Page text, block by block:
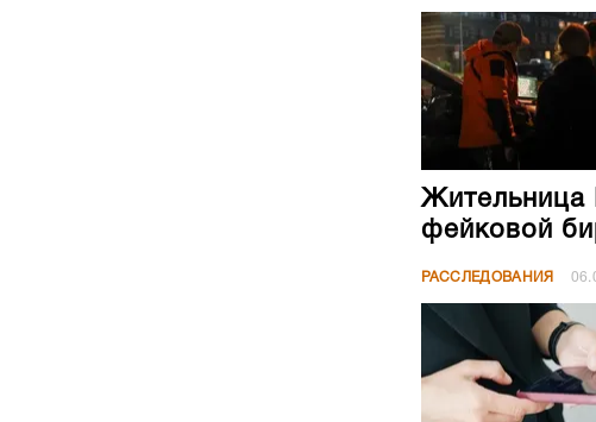
Жительница
фейковой
РАССЛЕДОВАНИЯ